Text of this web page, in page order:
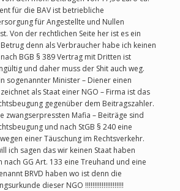
für die BAV ist betriebliche
für Angestellte und Nullen
Von der rechtlichen Seite her ist es ein
denn als Verbraucher habe ich keinen
BGB § 389 Vertrag mit Dritten ist
und daher muss der Shit auch weg.
sogenannter Minister – Diener einen
als Staat einer NGO – Firma ist das
gegenüber dem Beitragszahler.
zwangserpressten Mafia – Beiträge sind
und nach StGB § 240 eine
einer Täuschung im Rechtsverkehr.
ich sagen das wir keinen Staat haben
nach GG Art. 133 eine Treuhand und eine
BRVD haben wo ist denn die
dieser NGO !!!!!!!!!!!!!!!!!!!!!